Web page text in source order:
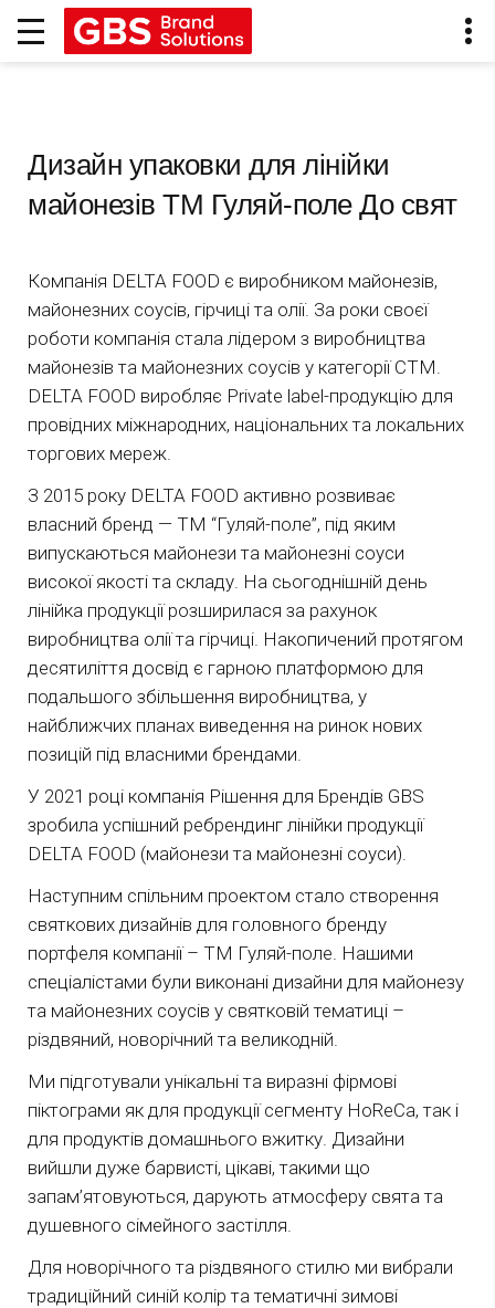
Дизайн упаковки для лінійки
майонезів ТМ Гуляй-поле До свят
Компанія DELTA FOOD є виробником майонезів,
майонезних соусів, гірчиці та олії. За роки своєї
роботи компанія стала лідером з виробництва
майонезів та майонезних соусів у категорії СТМ.
DELTA FOOD виробляє Private label-продукцію для
провідних міжнародних, національних та локальних
торгових мереж.
З 2015 року DELTA FOOD активно розвиває
власний бренд — ТМ “Гуляй-поле”, під яким
випускаються майонези та майонезні соуси
високої якості та складу. На сьогоднішній день
лінійка продукції розширилася за рахунок
виробництва олії та гірчиці. Накопичений протягом
десятиліття досвід є гарною платформою для
подальшого збільшення виробництва, у
найближчих планах виведення на ринок нових
позицій під власними брендами.
У 2021 році компанія Рішення для Брендів GBS
зробила успішний ребрендинг лінійки продукції
DELTA FOOD (майонези та майонезні соуси).
Наступним спільним проектом стало створення
святкових дизайнів для головного бренду
портфеля компанії – ТМ Гуляй-поле. Нашими
спеціалістами були виконані дизайни для майонезу
та майонезних соусів у святковій тематиці –
різдвяний, новорічний та великодній.
Ми підготували унікальні та виразні фірмові
піктограми як для продукції сегменту HoReCa, так і
для продуктів домашнього вжитку. Дизайни
вийшли дуже барвисті, цікаві, такими що
запам’ятовуються, дарують атмосферу свята та
душевного сімейного застілля.
Для новорічного та різдвяного стилю ми вибрали
традиційний синій колір та тематичні зимові